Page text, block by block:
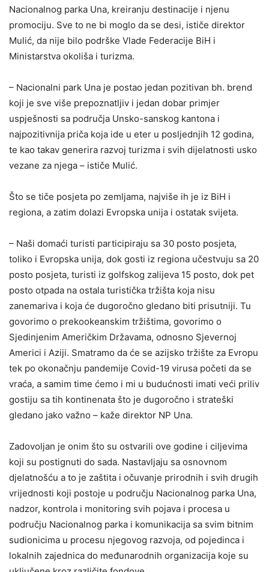
Nacionalnog parka Una, kreiranju destinacije i njenu
promociju. Sve to ne bi moglo da se desi, ističe direktor
Mulić, da nije bilo podrške Vlade Federacije BiH i
Ministarstva okoliša i turizma.
– Nacionalni park Una je postao jedan pozitivan bh. brend
koji je sve više prepoznatljiv i jedan dobar primjer
uspješnosti sa područja Unsko-sanskog kantona i
najpozitivnija priča koja ide u eter u posljednjih 12 godina,
te kao takav generira razvoj turizma i svih dijelatnosti usko
vezane za njega – ističe Mulić.
Što se tiče posjeta po zemljama, najviše ih je iz BiH i
regiona, a zatim dolazi Evropska unija i ostatak svijeta.
– Naši domaći turisti participiraju sa 30 posto posjeta,
toliko i Evropska unija, dok gosti iz regiona učestvuju sa 20
posto posjeta, turisti iz golfskog zalijeva 15 posto, dok pet
posto otpada na ostala turistička tržišta koja nisu
zanemariva i koja će dugoročno gledano biti prisutniji. Tu
govorimo o prekookeanskim tržištima, govorimo o
Sjedinjenim Američkim Državama, odnosno Sjevernoj
Americi i Aziji. Smatramo da će se azijsko tržište za Evropu
tek po okonačnju pandemije Covid-19 virusa početi da se
vraća, a samim time ćemo i mi u budućnosti imati veći priliv
gostiju sa tih kontinenata što je dugoročno i strateški
gledano jako važno – kaže direktor NP Una.
Zadovoljan je onim što su ostvarili ove godine i ciljevima
koji su postignuti do sada. Nastavljaju sa osnovnom
djelatnošću a to je zaštita i očuvanje prirodnih i svih drugih
vrijednosti koji postoje u području Nacionalnog parka Una,
nadzor, kontrola i monitoring svih pojava i procesa u
području Nacionalnog parka i komunikacija sa svim bitnim
sudionicima u procesu njegovog razvoja, od pojedinca i
lokalnih zajednica do međunarodnih organizacija koje su